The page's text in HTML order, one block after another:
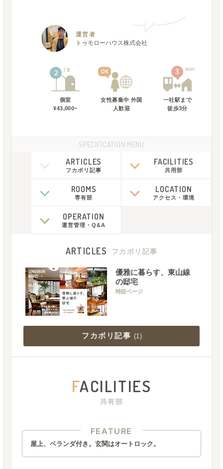
2 8
個室
¥43,000~
OK
女性募集中 外国
人歓迎
3 min.
一社駅まで
徒歩3分
運営者
トゥモローハウス株式会社
SPECIFICATION MENU
ARTICLES
フカボリ記事
FACILITIES
共用部
ROOMS
専有部
LOCATION
アクセス ・環境
OPERATION
運営管理 ・Q&A
ARTICLES フカボリ記事
優雅に暮らす、東山線
の邸宅
特設ページ
フカボリ記事 (1)
FACILITIES
共有部
FEATURE
屋上、ベランダ付き。玄関はオートロック。